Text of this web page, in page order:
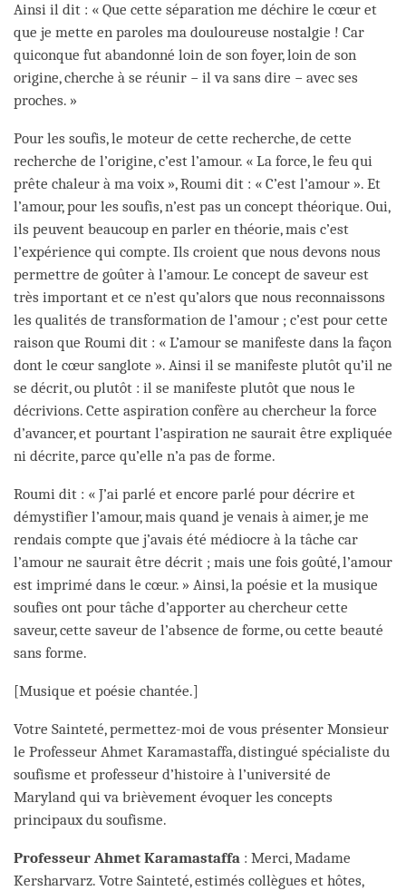
Ainsi il dit : « Que cette séparation me déchire le cœur et
que je mette en paroles ma douloureuse nostalgie ! Car
quiconque fut abandonné loin de son foyer, loin de son
origine, cherche à se réunir − il va sans dire − avec ses
proches. »
Pour les soufis, le moteur de cette recherche, de cette
recherche de l’origine, c’est l’amour. « La force, le feu qui
prête chaleur à ma voix », Roumi dit : « C’est l’amour ». Et
l’amour, pour les soufis, n’est pas un concept théorique. Oui,
ils peuvent beaucoup en parler en théorie, mais c’est
l’expérience qui compte. Ils croient que nous devons nous
permettre de goûter à l’amour. Le concept de saveur est
très important et ce n’est qu’alors que nous reconnaissons
les qualités de transformation de l’amour ; c’est pour cette
raison que Roumi dit : « L’amour se manifeste dans la façon
dont le cœur sanglote ». Ainsi il se manifeste plutôt qu’il ne
se décrit, ou plutôt : il se manifeste plutôt que nous le
décrivions. Cette aspiration confère au chercheur la force
d’avancer, et pourtant l’aspiration ne saurait être expliquée
ni décrite, parce qu’elle n’a pas de forme.
Roumi dit : « J’ai parlé et encore parlé pour décrire et
démystifier l’amour, mais quand je venais à aimer, je me
rendais compte que j’avais été médiocre à la tâche car
l’amour ne saurait être décrit ; mais une fois goûté, l’amour
est imprimé dans le cœur. » Ainsi, la poésie et la musique
soufies ont pour tâche d’apporter au chercheur cette
saveur, cette saveur de l’absence de forme, ou cette beauté
sans forme.
[Musique et poésie chantée.]
Votre Sainteté, permettez-moi de vous présenter Monsieur
le Professeur Ahmet Karamastaffa, distingué spécialiste du
soufisme et professeur d’histoire à l’université de
Maryland qui va brièvement évoquer les concepts
principaux du soufisme.
Professeur Ahmet Karamastaffa : Merci, Madame
Kersharvarz. Votre Sainteté, estimés collègues et hôtes,